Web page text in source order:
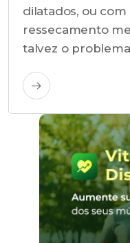
dilatados, ou
ressecamento
talvez o